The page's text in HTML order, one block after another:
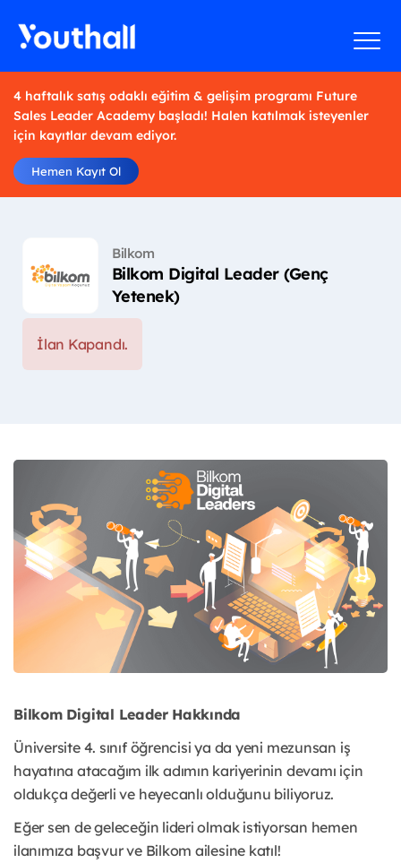
4 haftalık satış odaklı eğitim & gelişim programı Future
Sales Leader Academy başladı! Halen katılmak isteyenler
için kayıtlar devam ediyor.
Hemen Kayıt Ol
Bilkom
Bilkom Digital Leader (Genç
Yetenek)
İlan Kapandı.
Bilkom Digital Leader Hakkında
Üniversite 4. sınıf öğrencisi ya da yeni mezunsan iş
hayatına atacağım ilk adımın kariyerinin devamı için
oldukça değerli ve heyecanlı olduğunu biliyoruz.
Eğer sen de geleceğin lideri olmak istiyorsan hemen
ilanımıza başvur ve Bilkom ailesine katıl!